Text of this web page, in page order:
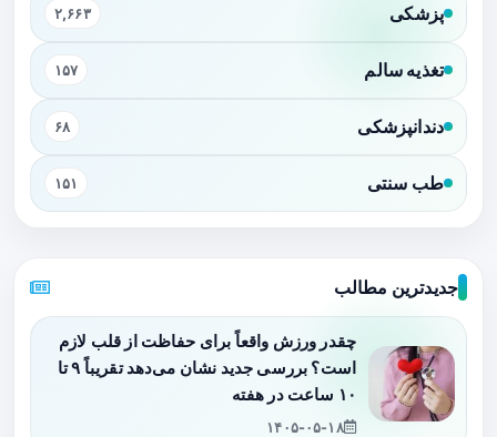
پزشکی ۲,۶۶۳
تغذیه سالم ۱۵۷
دندانپزشکی ۶۸
طب سنتی ۱۵۱
جدیدترین مطالب
چقدر ورزش واقعاً برای حفاظت از قلب لازم
است؟ بررسی جدید نشان می‌دهد تقریباً ۹ تا
۱۰ ساعت در هفته
۱۴۰۵-۰۵-۱۸